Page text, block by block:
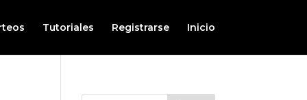
Tutoriales Registrarse Inicio